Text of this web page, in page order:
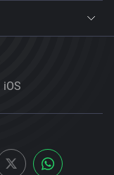
iOS